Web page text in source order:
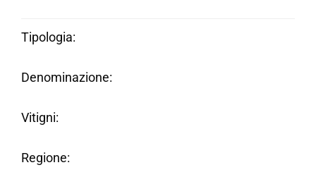
Tipologia
Denominazione
Vitigni
Regione